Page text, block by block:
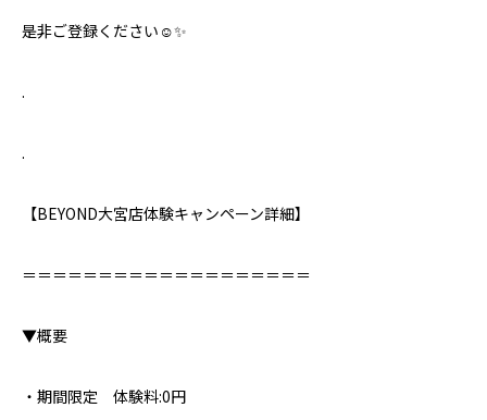
是非ご登録ください☺️✨
.
.
【BEYOND大宮店体験キャンペーン詳細】⁣
＝＝＝＝＝＝＝＝＝＝＝＝＝＝＝＝＝＝＝⁣
▼概要⁣
・期間限定 体験料:0円